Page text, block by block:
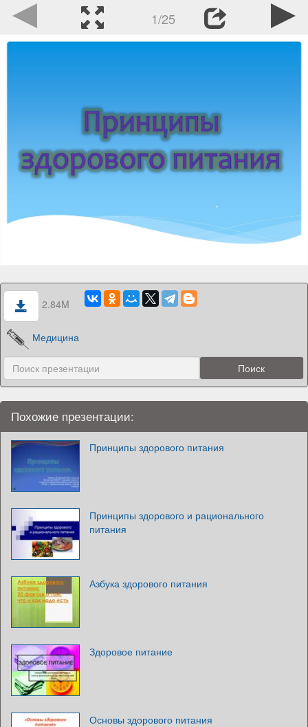
1/25
2.84M
Медицина
Похожие презентации:
Принципы здорового питания
Принципы здорового и рационального
питания
Азбука здорового питания
Здоровое питание
Основы здорового питания